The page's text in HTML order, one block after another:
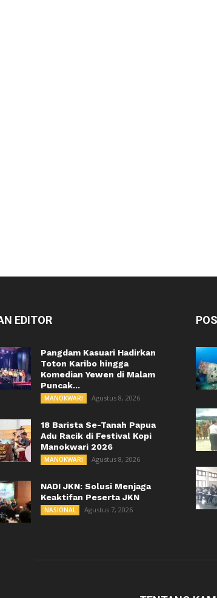
EDITOR
Pangdam Kasuari Hadirkan
Toton Karibo hingga
Komedian Yewen di Malam
Puncak...
MANOKWARI Agustus 8, 2026
18 Barista Se-Tanah Papua
Adu Racik di Festival Kopi
Manokwari 2026
MANOKWARI Agustus 8, 2026
NADI JKN: Solusi Menjaga
Keaktifan Peserta JKN
NASIONAL Agustus 7, 2026